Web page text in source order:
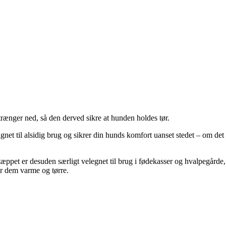
ned, så den derved sikre at hunden holdes tør.
til alsidig brug og sikrer din hunds komfort uanset stedet – om det
er desuden særligt velegnet til brug i fødekasser og hvalpegårde,
varme og tørre.